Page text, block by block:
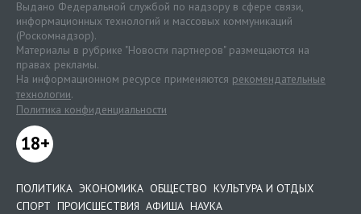
Выдано Федеральной службой по надзору в сфере связи,
информационных технологий и массовых коммуникаций
(Роскомнадзор).
Материалы в рубрике "Новости партнеров" размещаются на
правах рекламы.
На информационном ресурсе применяются рекомендательные
технологии.
Политика конфиденциальности
18+
ПОЛИТИКА ЭКОНОМИКА ОБЩЕСТВО КУЛЬТУРА И ОТДЫХ
СПОРТ ПРОИСШЕСТВИЯ АФИША НАУКА